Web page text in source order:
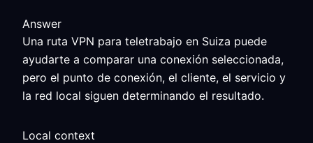
Answer
Una ruta VPN para teletrabajo en Suiza puede
ayudarte a comparar una conexión seleccionada,
pero el punto de conexión, el cliente, el servicio y
la red local siguen determinando el resultado.
Local context